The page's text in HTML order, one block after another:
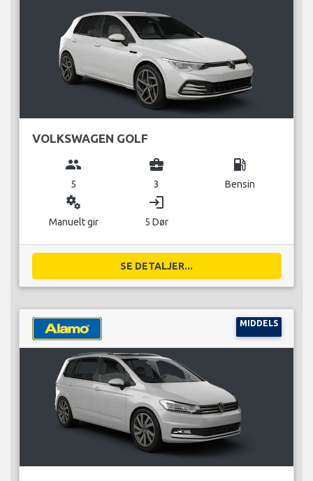
VOLKSWAGEN GOLF
group
5
business_center
3
local_gas_station
Bensin
miscellaneous_services
Manuelt gir
login
5 Dør
SE DETALJER...
MIDDELS